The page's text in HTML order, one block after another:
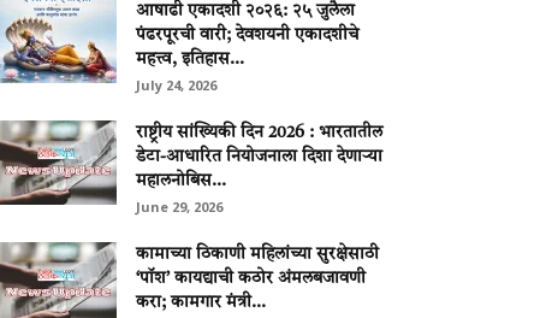
आषाढी एकादशी २०२६: २५ जुलैला
पंढरपूरची वारी; देवशयनी एकादशीचे
महत्त्व, इतिहास...
July 24, 2026
राष्ट्रीय सांख्यिकी दिन 2026 : भारतातील
डेटा-आधारित नियोजनाला दिशा देणाऱ्या
महालनोबिस...
June 29, 2026
कामाच्या ठिकाणी महिलांच्या सुरक्षेसाठी
‘पॉश’ कायद्याची कठोर अंमलबजावणी
करा; कामगार मंत्री...